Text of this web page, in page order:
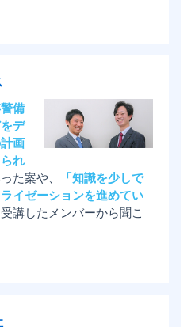
警備
デ
画
れ
た案や、
「知識を少しで
イゼーションを進めてい
講したメンバーから聞こ